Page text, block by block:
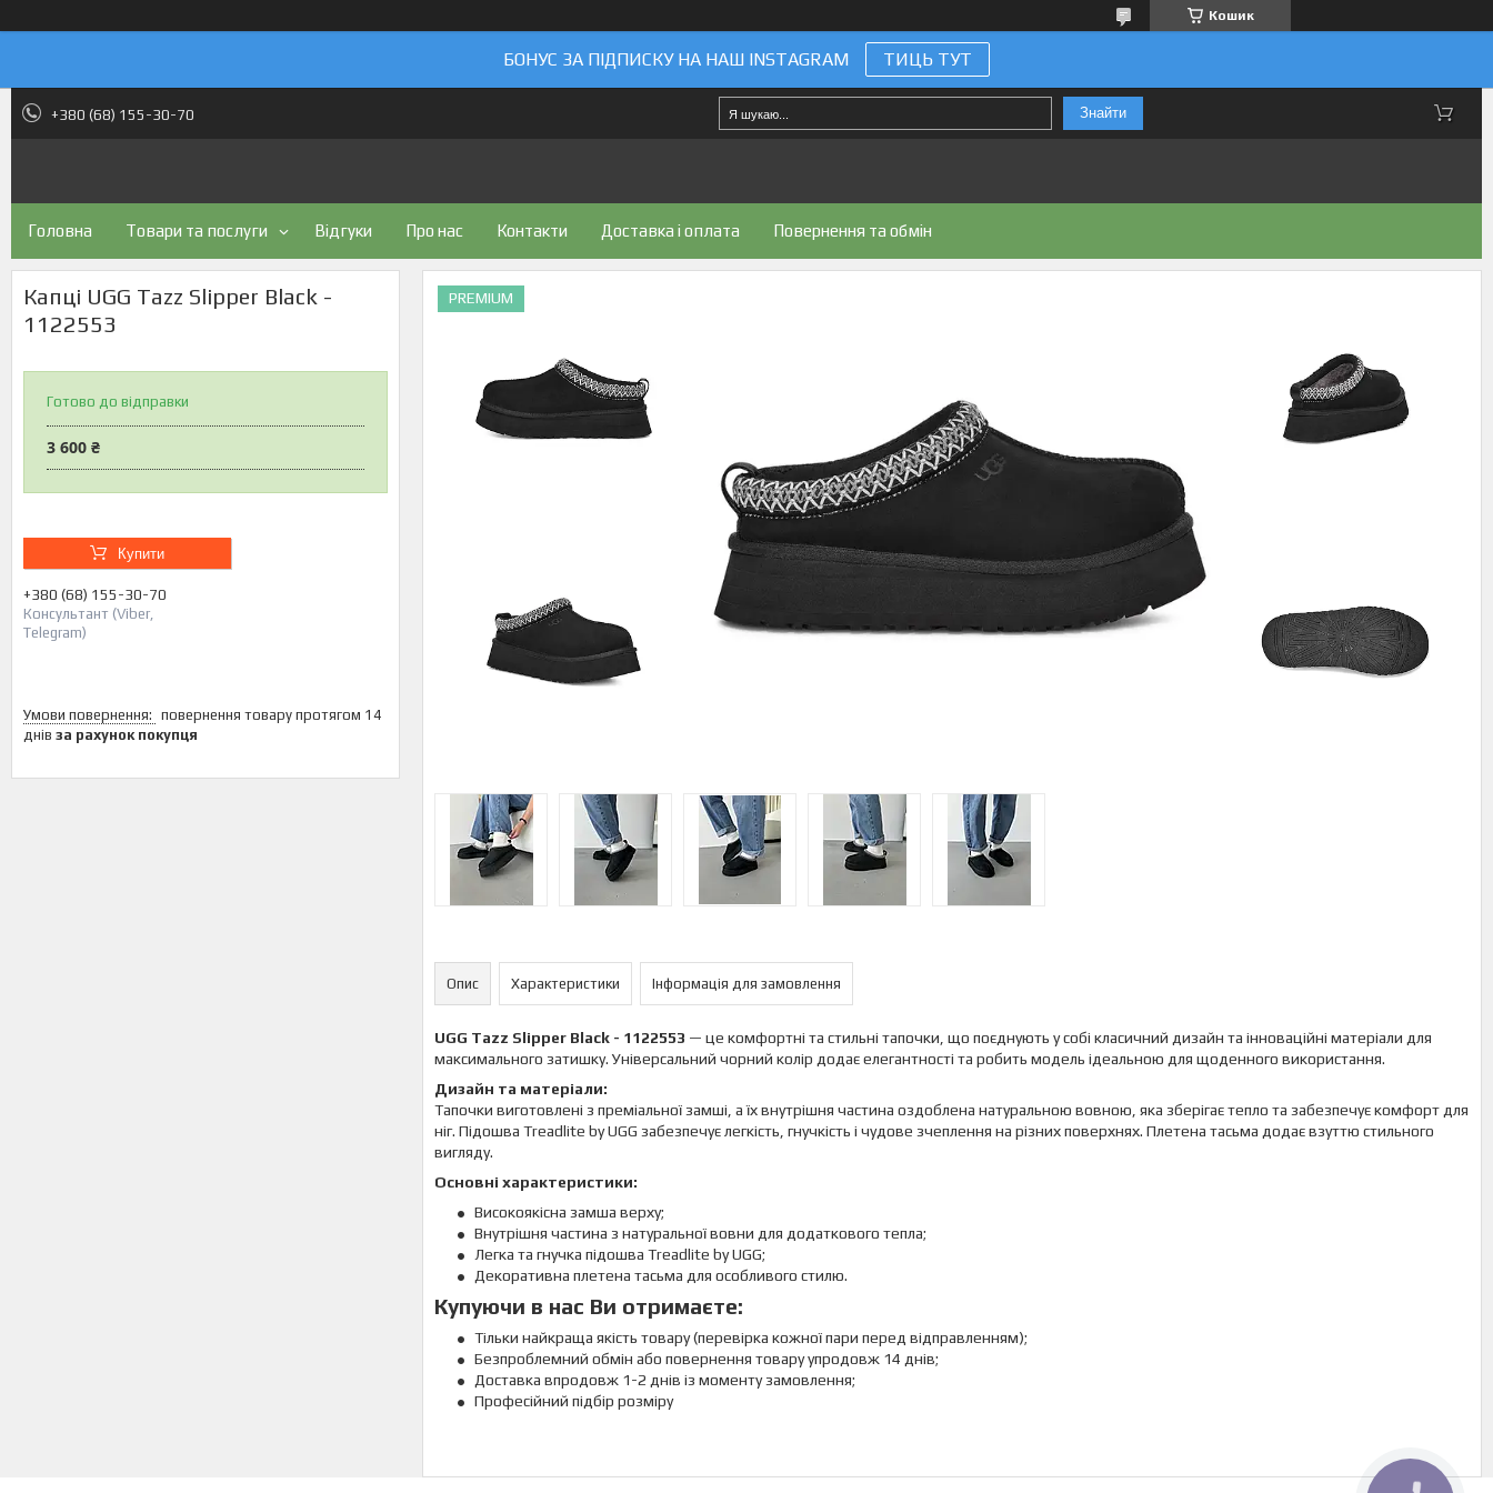
Кошик
БОНУС ЗА ПІДПИСКУ НА НАШ INSTAGRAM ТИЦЬ ТУТ
+380 (68) 155-30-70 Знайти
Головна Товари та послуги Відгуки Про нас Контакти Доставка і оплата Повернення та обмін
Капці UGG Tazz Slipper Black -
1122553
Готово до відправки
3 600 ₴
Купити
+380 (68) 155-30-70
Консультант (Viber,
Telegram)
повернення товару протягом 14
днів за рахунок покупця
PREMIUM
Опис Характеристики Інформація для замовлення
UGG Tazz Slipper Black - 1122553 — це комфортні та стильні тапочки, що поєднують у собі класичний дизайн та інноваційні матеріали для
максимального затишку. Універсальний чорний колір додає елегантності та робить модель ідеальною для щоденного використання.
Дизайн та матеріали:
Тапочки виготовлені з преміальної замші, а їх внутрішня частина оздоблена натуральною вовною, яка зберігає тепло та забезпечує комфорт для
ніг. Підошва Treadlite by UGG забезпечує легкість, гнучкість і чудове зчеплення на різних поверхнях. Плетена тасьма додає взуттю стильного
вигляду.
Основні характеристики:
Високоякісна замша верху;
Внутрішня частина з натуральної вовни для додаткового тепла;
Легка та гнучка підошва Treadlite by UGG;
Декоративна плетена тасьма для особливого стилю.
Купуючи в нас Ви отримаєте:
Тільки найкраща якість товару (перевірка кожної пари перед відправленням);
Безпроблемний обмін або повернення товару упродовж 14 днів;
Доставка впродовж 1-2 днів із моменту замовлення;
Професійний підбір розміру